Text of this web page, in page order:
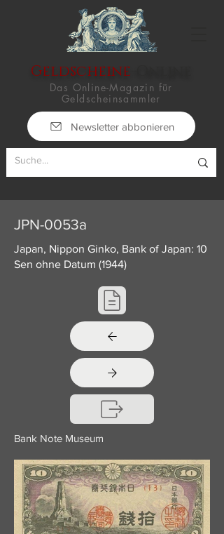
Geldscheine
Das Online-Magazin für
Geldscheinsammler
Newsletter abbonieren
JPN-0053a
Japan, Nippon Ginko, Bank of Japan: 10
Sen ohne Datum (1944)
Bank Note Museum